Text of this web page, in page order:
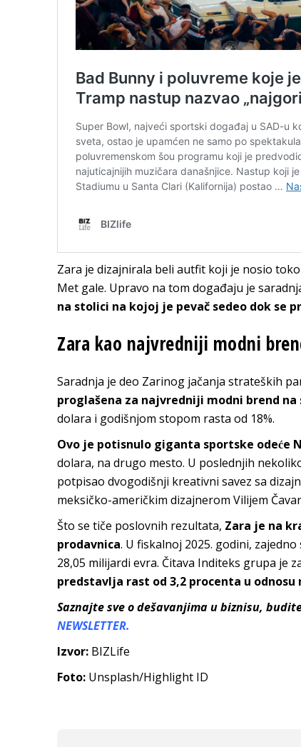
Zara je dizajnirala beli autfit koji je nosio
Met gale. Upravo na tom događaju je
na stolici na kojoj je pevač sedeo dok se
Zara kao najvredniji modni
Saradnja je deo Zarinog jačanja strateških
proglašena za najvredniji modni brend na
dolara i godišnjom stopom rasta od 18%.
Ovo je potisnulo giganta sportske odeće
dolara, na drugo mesto. U poslednjih
potpisao dvogodišnji kreativni savez sa
meksičko-američkim dizajnerom Vilijem
Što se tiče poslovnih rezultata, Zara je na
prodavnica. U fiskalnoj 2025. godini,
28,05 milijardi evra. Čitava Inditeks grupa je
predstavlja rast od 3,2 procenta u
Saznajte sve o dešavanjima u biznisu,
NEWSLETTER.
Izvor: BIZLife
Foto: Unsplash/Highlight ID